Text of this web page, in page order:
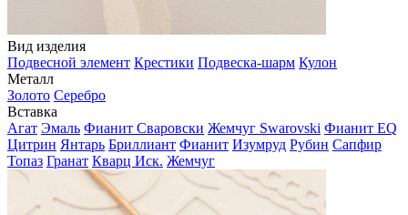
Вид изделия
Подвесной элемент Крестики Подвеска-шарм Кулон
Металл
Золото Серебро
Вставка
Агат Эмаль Фианит Сваровски Жемчуг Swarovski Фианит EQ
Цитрин Янтарь Бриллиант Фианит Изумруд Рубин Сапфир
Топаз Гранат Кварц Иск. Жемчуг